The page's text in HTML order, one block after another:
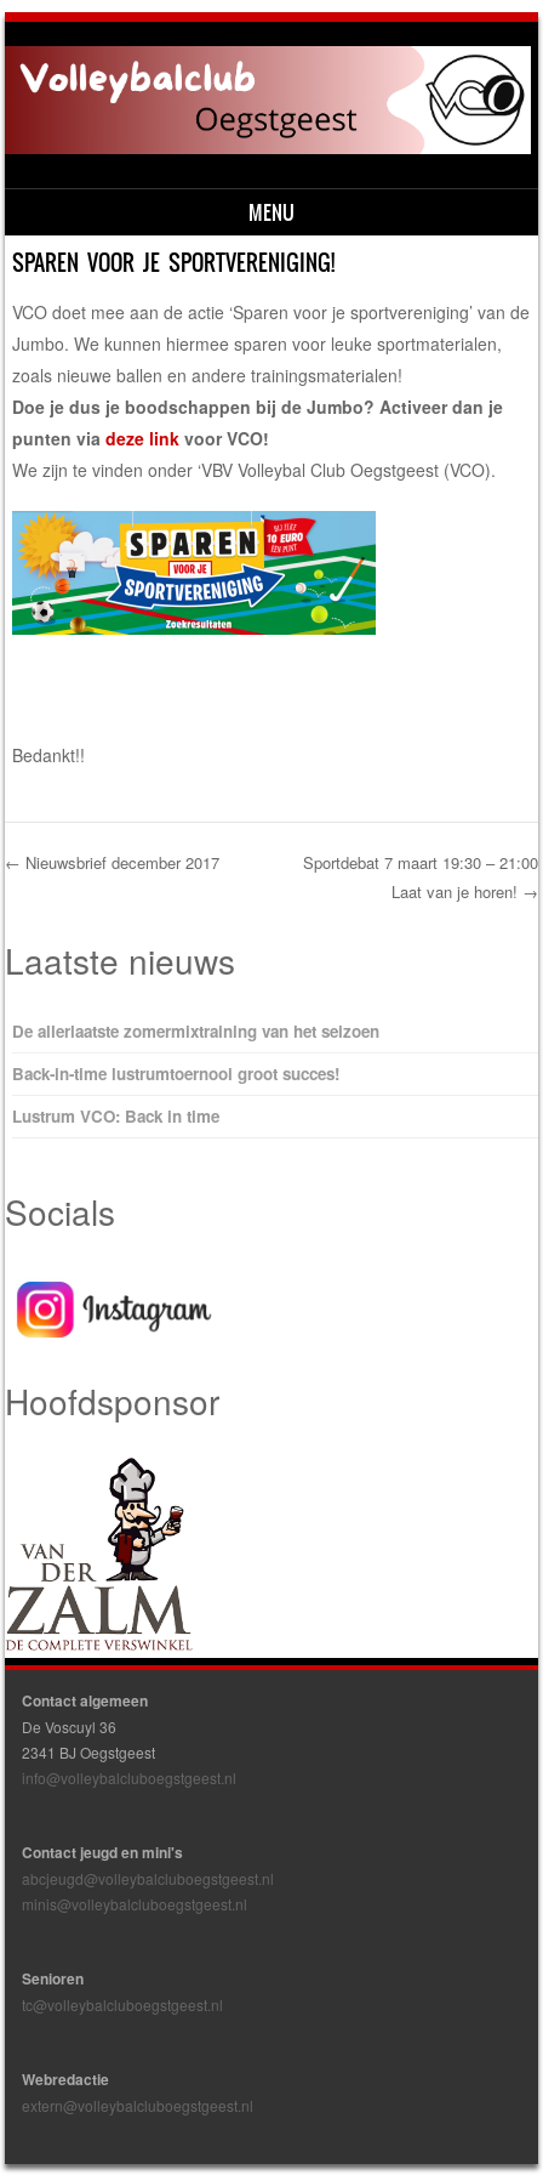
MENU
Skip to content
SPAREN VOOR JE SPORTVERENIGING!
VCO doet mee aan de actie ‘Sparen voor je sportvereniging’ van de
Jumbo. We kunnen hiermee sparen voor leuke sportmaterialen,
zoals nieuwe ballen en andere trainingsmaterialen!
Doe je dus je boodschappen bij de Jumbo? Activeer dan je
punten viadeze link voor VCO!
We zijn te vinden onder ‘VBV Volleybal Club Oegstgeest (VCO).
Bedankt!!
← Nieuwsbrief december 2017
Sportdebat 7 maart 19:30 – 21:00
Laat van je horen! →
Laatste nieuws
De allerlaatste zomermixtraining van het seizoen
Back-in-time lustrumtoernooi groot succes!
Lustrum VCO: Back in time
Socials
Hoofdsponsor
Contact algemeen
De Voscuyl 36
2341 BJ Oegstgeest
info@volleybalcluboegstgeest.nl
Contact jeugd en mini's
abcjeugd@volleybalcluboegstgeest.nl
minis@volleybalcluboegstgeest.nl
Senioren
tc@volleybalcluboegstgeest.nl
Webredactie
extern@volleybalcluboegstgeest.nl